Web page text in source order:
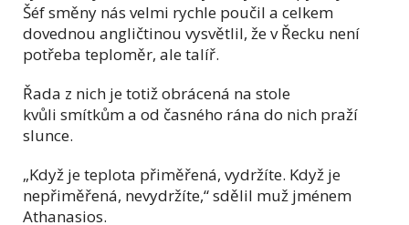
Šéf směny nás velmi rychle poučil a celkem
dovednou angličtinou vysvětlil, že v Řecku není
potřeba teploměr, ale talíř.
Řada z nich je totiž obrácená na stole
kvůli smítkům a od časného rána do nich praží
slunce.
„Když je teplota přiměřená, vydržíte. Když je
nepřiměřená, nevydržíte,“ sdělil muž jménem
Athanasios.